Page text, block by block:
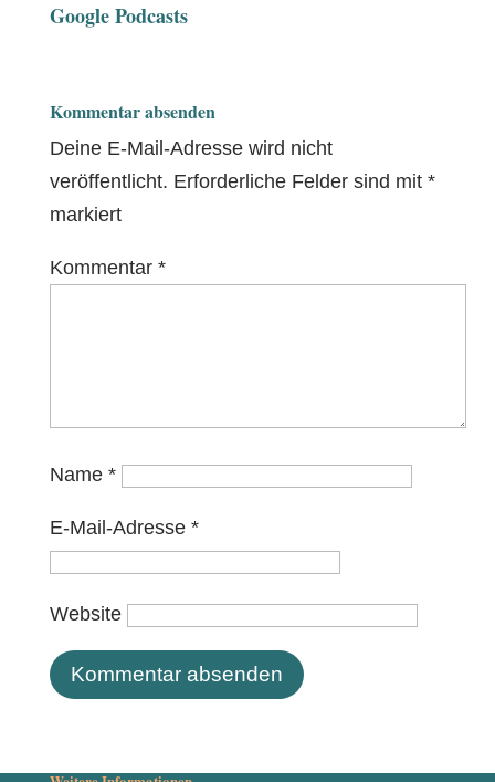
Google Podcasts
Kommentar absenden
Deine E-Mail-Adresse wird nicht
veröffentlicht. Erforderliche Felder sind mit *
markiert
Kommentar *
Name *
E-Mail-Adresse *
Website